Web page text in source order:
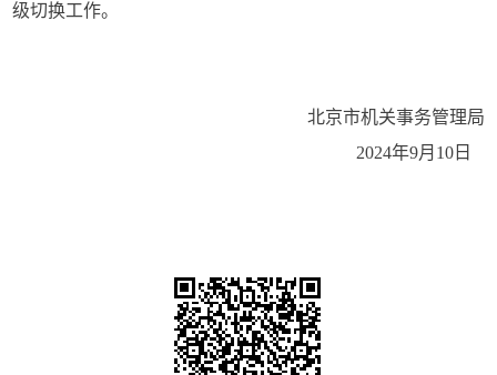
级切换工作。
北京市机关事务管理局
2024年9月10日